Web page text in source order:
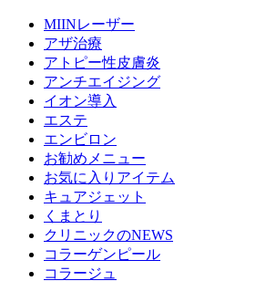
MIINレーザー
アザ治療
アトピー性皮膚炎
アンチエイジング
イオン導入
エステ
エンビロン
お勧めメニュー
お気に入りアイテム
キュアジェット
くまとり
クリニックのNEWS
コラーゲンピール
コラージュ